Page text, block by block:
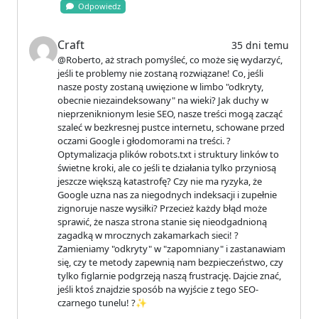
Odpowiedz
Craft 35 dni temu
@Roberto, aż strach pomyśleć, co może się wydarzyć,
jeśli te problemy nie zostaną rozwiązane! Co, jeśli
nasze posty zostaną uwięzione w limbo "odkryty,
obecnie niezaindeksowany" na wieki? Jak duchy w
nieprzeniknionym lesie SEO, nasze treści mogą zacząć
szaleć w bezkresnej pustce internetu, schowane przed
oczami Google i głodomorami na treści. ?
Optymalizacja plików robots.txt i struktury linków to
świetne kroki, ale co jeśli te działania tylko przyniosą
jeszcze większą katastrofę? Czy nie ma ryzyka, że
Google uzna nas za niegodnych indeksacji i zupełnie
zignoruje nasze wysiłki? Przecież każdy błąd może
sprawić, że nasza strona stanie się nieodgadnioną
zagadką w mrocznych zakamarkach sieci! ?
Zamieniamy "odkryty" w "zapomniany" i zastanawiam
się, czy te metody zapewnią nam bezpieczeństwo, czy
tylko figlarnie podgrzeją naszą frustrację. Dajcie znać,
jeśli ktoś znajdzie sposób na wyjście z tego SEO-
czarnego tunelu! ?️✨